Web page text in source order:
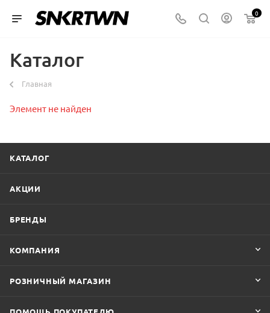
0
Каталог
Главная
Элемент не найден
КАТАЛОГ
АКЦИИ
БРЕНДЫ
КОМПАНИЯ
РОЗНИЧНЫЙ МАГАЗИН